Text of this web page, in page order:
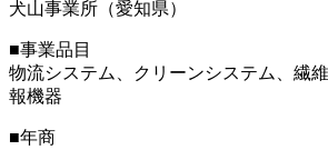
犬山事業所（愛知県）
■事業品目
物流システム、クリーンシステム、繊
報機器
■年商